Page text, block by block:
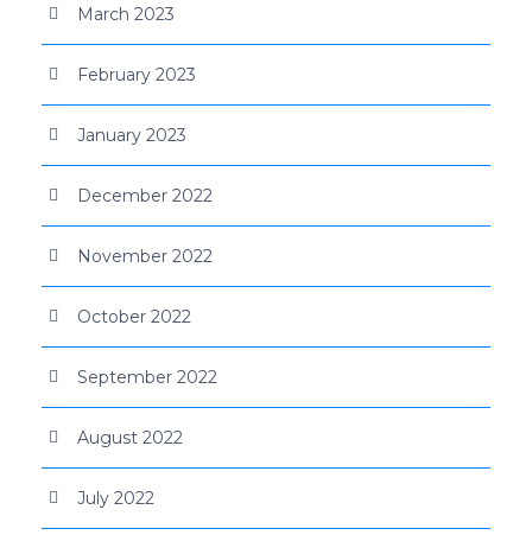
March 2023
February 2023
January 2023
December 2022
November 2022
October 2022
September 2022
August 2022
July 2022